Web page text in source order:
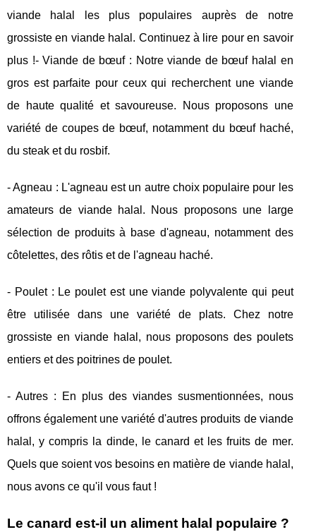
viande halal les plus populaires auprès de notre
grossiste en viande halal. Continuez à lire pour en savoir
plus !- Viande de bœuf : Notre viande de bœuf halal en
gros est parfaite pour ceux qui recherchent une viande
de haute qualité et savoureuse. Nous proposons une
variété de coupes de bœuf, notamment du bœuf haché,
du steak et du rosbif.
- Agneau : L'agneau est un autre choix populaire pour les
amateurs de viande halal. Nous proposons une large
sélection de produits à base d'agneau, notamment des
côtelettes, des rôtis et de l'agneau haché.
- Poulet : Le poulet est une viande polyvalente qui peut
être utilisée dans une variété de plats. Chez notre
grossiste en viande halal, nous proposons des poulets
entiers et des poitrines de poulet.
- Autres : En plus des viandes susmentionnées, nous
offrons également une variété d'autres produits de viande
halal, y compris la dinde, le canard et les fruits de mer.
Quels que soient vos besoins en matière de viande halal,
nous avons ce qu'il vous faut !
Le canard est-il un aliment halal populaire ?